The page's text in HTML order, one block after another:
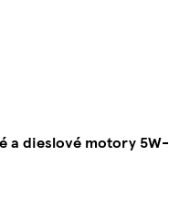
a dieslové motory 5W-